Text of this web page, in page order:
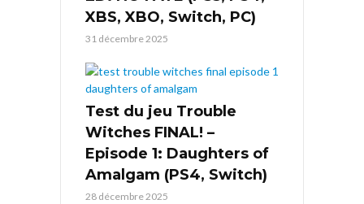
XBS, XBO, Switch, PC)
31 décembre 2025
Test du jeu Trouble
Witches FINAL! –
Episode 1: Daughters of
Amalgam (PS4, Switch)
28 décembre 2025